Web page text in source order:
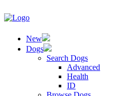
New
Dogs
Search Dogs
Advanced
Health
ID